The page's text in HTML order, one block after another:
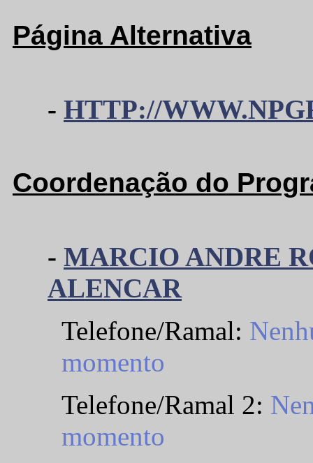
Página Alternativa
- HTTP://
Coordenação do
- MARCIO ANDRE
ALENCAR
Telefone/Ramal:
momento
Telefone/Ramal 2:
momento